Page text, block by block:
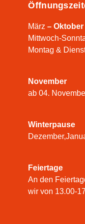
März – Oktober
Mittwoch-
Montag &
November
ab 04.
Winterpause
Feiertage
An den
wir von 13.00-